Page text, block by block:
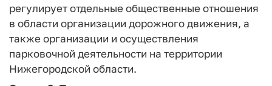
регулирует отдельные общественные отношения
в области организации дорожного движения, а
также организации и осуществления
парковочной деятельности на территории
Нижегородской области.